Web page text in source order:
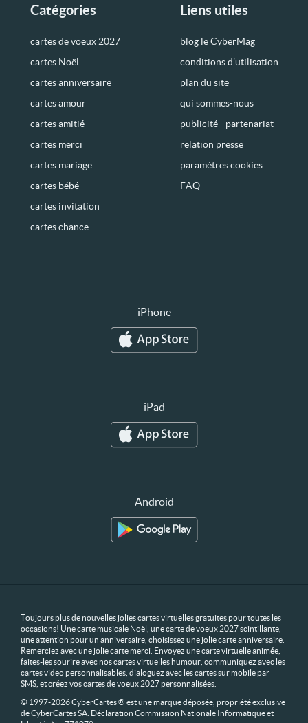
Catégories
cartes de voeux 2027
cartes Noël
cartes anniversaire
cartes amour
cartes amitié
cartes merci
cartes mariage
cartes bébé
cartes invitation
cartes chance
Liens utiles
blog le CyberMag
conditions d’utilisation
plan du site
qui sommes-nous
publicité - partenariat
relation presse
paramètres cookies
FAQ
iPhone
iPad
Android
Toujours plus de nouvelles jolies cartes virtuelles gratuites pour toutes les
occasions! Une carte musicale Noël, une carte de voeux 2027 scintillante,
une attention pour un anniversaire, choisissez une jolie carte anniversaire.
Remerciez avec une jolie carte merci. Envoyez une carte virtuelle animée,
faites-les sourire avec nos cartes virtuelles humour, communiquez avec les
cartes video personnalisables, dialoguez avec les cartes sur mobile par
SMS, et créez vos cartes de voeux 2027 personnalisées.
© 1997-2026 CyberCartes ® est une marque déposée, propriété exclusive
de CyberCartes SA. Déclaration Commission Nationale Informatique et